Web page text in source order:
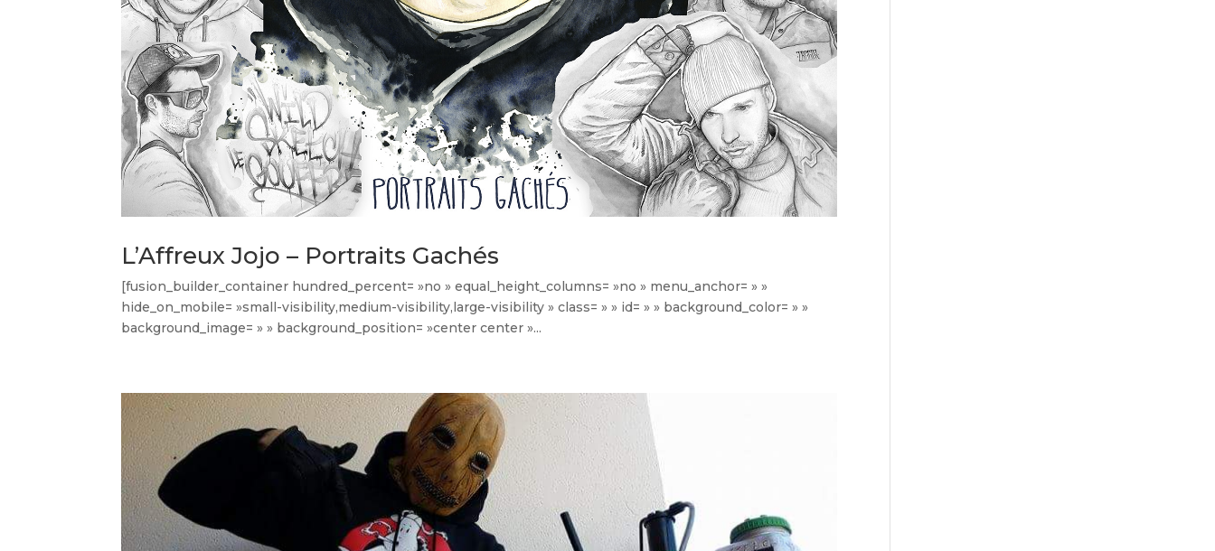
L’Affreux Jojo – Portraits Gachés
[fusion_builder_container hundred_percent= »no » equal_height_columns= »no » menu_anchor= » »
hide_on_mobile= »small-visibility,medium-visibility,large-visibility » class= » » id= » » background_color= » »
background_image= » » background_position= »center center »...